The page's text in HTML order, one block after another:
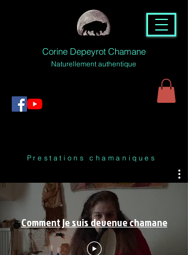
Corine Depeyrot Chamane
Naturellement authentique
Prestations chamaniques
Comment je suis devenue chamane